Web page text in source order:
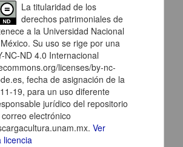
La titularidad de los
derechos patrimoniales de
a la Universidad Nacional
Su uso se rige por una
NC-ND 4.0 Internacional
licenses/by-nc-
fecha de asignación de la
19, para un uso diferente
jurídico del repositorio
electrónico
Ver
licencia